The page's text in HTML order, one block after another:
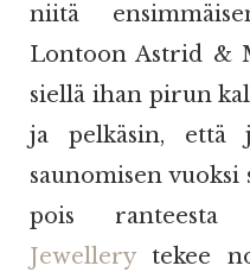
niitä
Lontoon Astrid &
siellä ihan pirun
ja pelkäsin, että
saunomisen vuoksi
pois
Jewellerytekee